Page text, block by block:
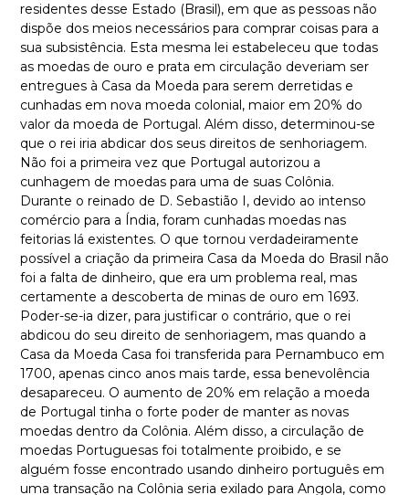
residentes desse Estado (Brasil), em que as pessoas não
dispõe dos meios necessários para comprar coisas para a
sua subsistência. Esta mesma lei estabeleceu que todas
as moedas de ouro e prata em circulação deveriam ser
entregues à Casa da Moeda para serem derretidas e
cunhadas em nova moeda colonial, maior em 20% do
valor da moeda de Portugal. Além disso, determinou-se
que o rei iria abdicar dos seus direitos de senhoriagem.
Não foi a primeira vez que Portugal autorizou a
cunhagem de moedas para uma de suas Colônia.
Durante o reinado de D. Sebastião I, devido ao intenso
comércio para a Índia, foram cunhadas moedas nas
feitorias lá existentes. O que tornou verdadeiramente
possível a criação da primeira Casa da Moeda do Brasil não
foi a falta de dinheiro, que era um problema real, mas
certamente a descoberta de minas de ouro em 1693.
Poder-se-ia dizer, para justificar o contrário, que o rei
abdicou do seu direito de senhoriagem, mas quando a
Casa da Moeda Casa foi transferida para Pernambuco em
1700, apenas cinco anos mais tarde, essa benevolência
desapareceu. O aumento de 20% em relação a moeda
de Portugal tinha o forte poder de manter as novas
moedas dentro da Colônia. Além disso, a circulação de
moedas Portuguesas foi totalmente proibido, e se
alguém fosse encontrado usando dinheiro português em
uma transação na Colônia seria exilado para Angola, como